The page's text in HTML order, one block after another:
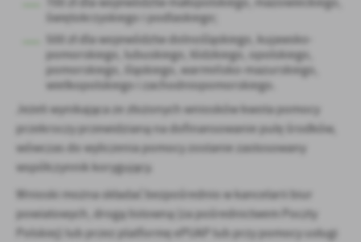
świętokrzyskiego i podlaskiego;
500 zł dla województw dolnośląskiego, kujawsko-
pomorskiego, lubuskiego, łódzkiego, opolskiego,
pomorskiego, śląskiego, warmińsko-mazurskiego,
wielkopolskiego i zachodniopomorskiego.
Jeżeli wynikająca ze złożonych wniosków kwota pomocy
przekroczy przewidzianą na dofinansowanie pulę środków,
wówczas do wyliczenia pomocy zostanie zastosowany
współczynnik korygujący.
Wnioski można składać bezpośrednio w kancelarii biur
powiatowych, drogą listowną (za pośrednictwem Poczty
Polskiej) lub przez platformę ePUAP lub przy pomocy usługi